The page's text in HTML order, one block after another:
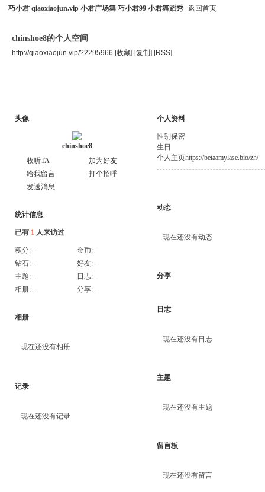
巧小君 qiaoxiaojun.vip 小君广场舞 巧小君99 小君舞蹈秀 返回首页
chinshoe8的个人空间
http://qiaoxiaojun.vip/?2295966 [收藏] [复制] [RSS]
头像
chinshoe8
收听TA
加为好友
给我留言
打个招呼
发送消息
统计信息
已有 1 人来访过
积分: -- 金币: --
钻石: -- 好友: --
主题: -- 日志: --
相册: -- 分享: --
相册
现在还没有相册
记录
现在还没有记录
个人资料
性别 保密
生日
个人主页https://betaamylase.bio/zh/
动态
现在还没有动态
分享
日志
现在还没有日志
主题
现在还没有主题
留言板
现在还没有留言